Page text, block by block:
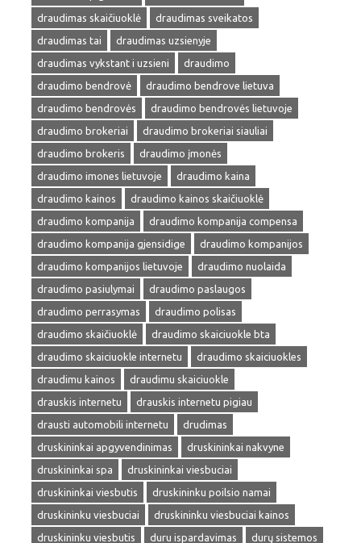
draudimas skaičiuoklė
draudimas sveikatos
draudimas tai
draudimas uzsienyje
draudimas vykstant i uzsieni
draudimo
draudimo bendrovė
draudimo bendrove lietuva
draudimo bendrovės
draudimo bendrovės lietuvoje
draudimo brokeriai
draudimo brokeriai siauliai
draudimo brokeris
draudimo įmonės
draudimo imones lietuvoje
draudimo kaina
draudimo kainos
draudimo kainos skaičiuoklė
draudimo kompanija
draudimo kompanija compensa
draudimo kompanija gjensidige
draudimo kompanijos
draudimo kompanijos lietuvoje
draudimo nuolaida
draudimo pasiulymai
draudimo paslaugos
draudimo perrasymas
draudimo polisas
draudimo skaičiuoklė
draudimo skaiciuokle bta
draudimo skaiciuokle internetu
draudimo skaiciuokles
draudimu kainos
draudimu skaiciuokle
drauskis internetu
drauskis internetu pigiau
drausti automobili internetu
drudimas
druskininkai apgyvendinimas
druskininkai nakvyne
druskininkai spa
druskininkai viesbuciai
druskininkai viesbutis
druskininku poilsio namai
druskininku viesbuciai
druskininku viesbuciai kainos
druskininku viesbutis
duru ispardavimas
durų sistemos